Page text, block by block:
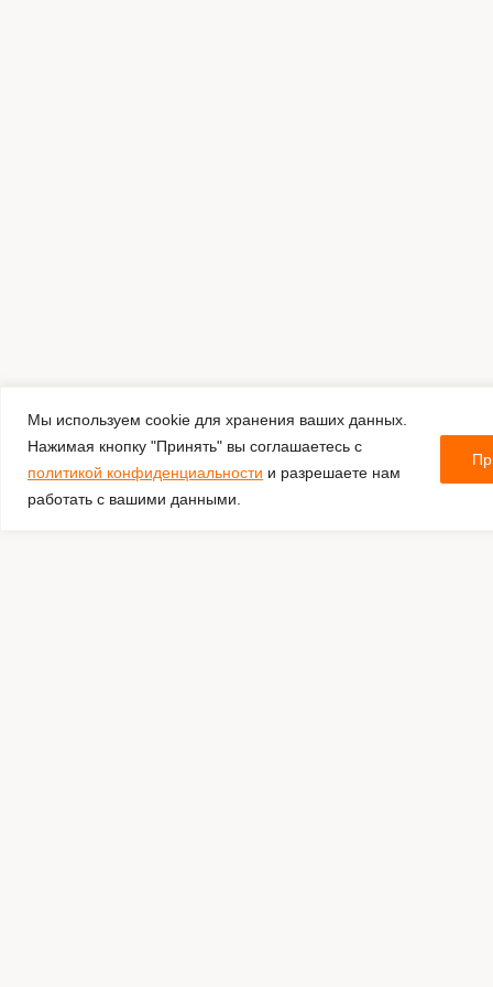
Мы используем cookie для хранения ваших данных.
Нажимая кнопку "Принять" вы соглашаетесь с
политикой конфиденциальности и разрешаете нам
работать с вашими данными.